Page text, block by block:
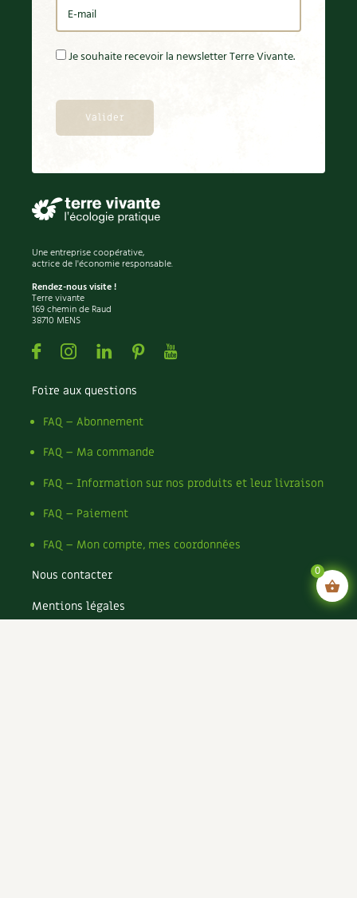
Je souhaite recevoir la newsletter Terre Vivante.
Une entreprise coopérative,
actrice de l'économie responsable.
Rendez-nous visite !
Terre vivante
169 chemin de Raud
38710 MENS
FacebookInstagramLinkedin
PinterestYoutube
Foire aux questions
FAQ – Abonnement
FAQ – Ma commande
FAQ – Information sur nos produits et leur livraison
FAQ – Paiement
FAQ – Mon compte, mes coordonnées
Nous contacter
Mentions légales
0